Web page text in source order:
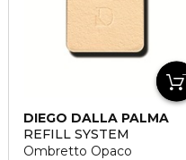
DIEGO DALLA PALMA
REFILL SYSTEM
Ombretto Opaco